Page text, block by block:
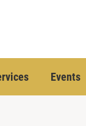
Events